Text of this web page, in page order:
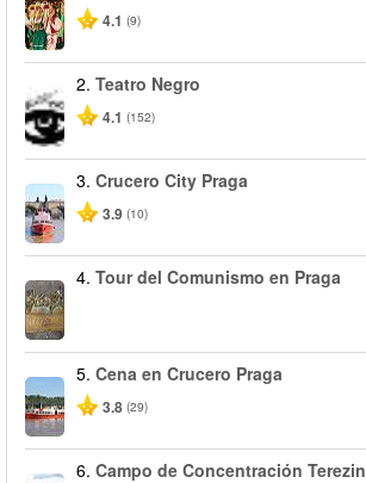
4.1 (9)
2. Teatro Negro
4.1 (152)
3. Crucero City Praga
3.9 (10)
4. Tour del Comunismo en Praga
5. Cena en Crucero Praga
3.8 (29)
6. Campo de Concentración Terezin